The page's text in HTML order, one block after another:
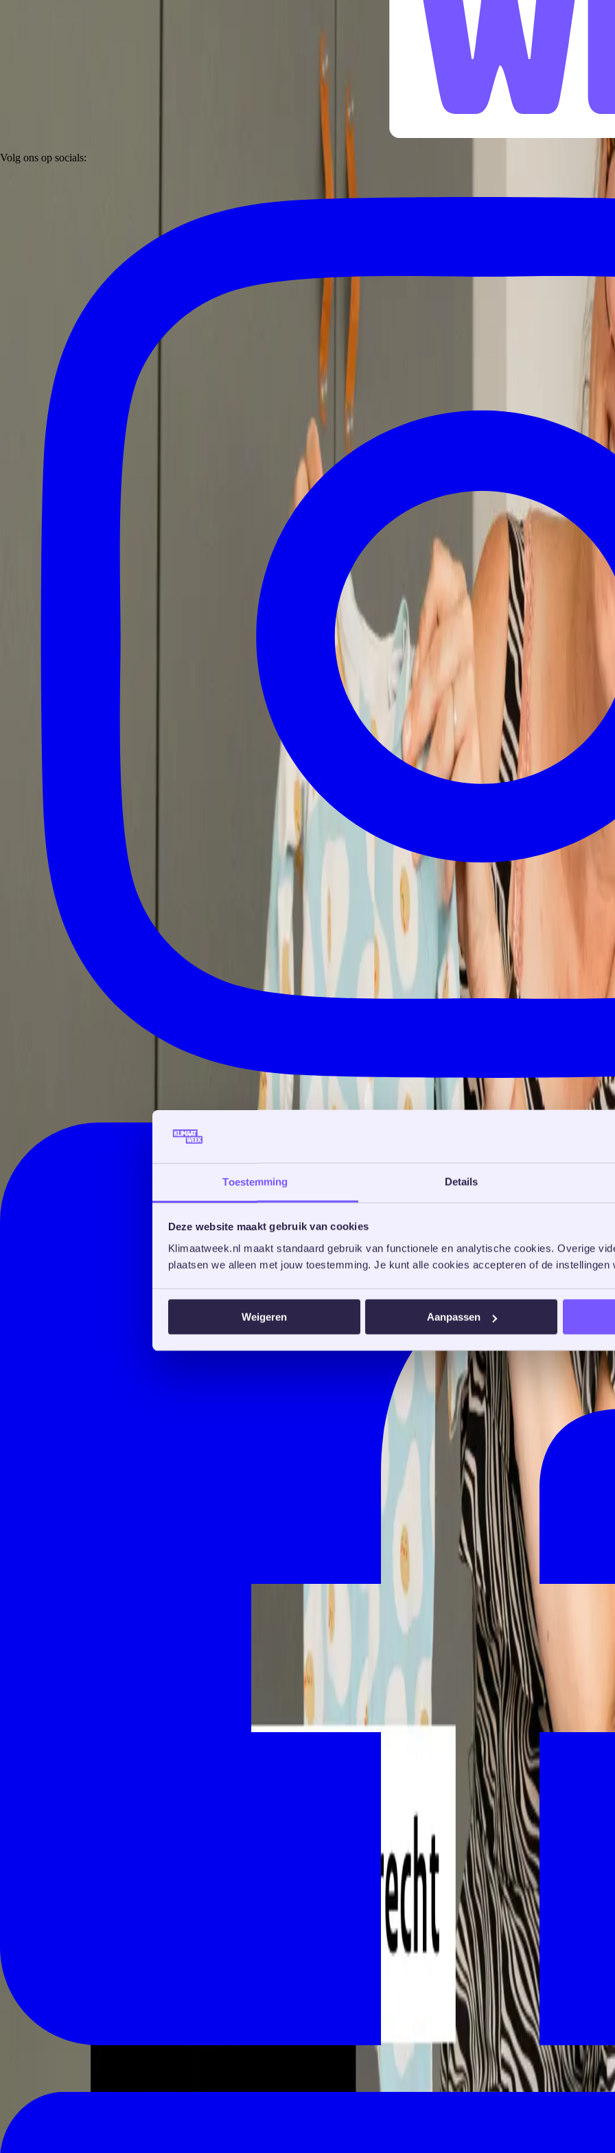
Toestemming Details
Deze website maakt gebruik van cookies
Klimaatweek.nl maakt standaard gebruik van functionele en analytische cookies. Overige
plaatsen we alleen met jouw toestemming. Je kunt alle cookies accepteren of de
Weigeren Aanpassen
Volg ons op socials: